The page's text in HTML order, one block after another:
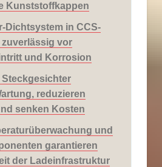
Kunststoffkappen
Dichtsystem in CCS-
vor
und Korrosion
reduzieren
senken Kosten
und
garantieren
der Ladeinfrastruktur